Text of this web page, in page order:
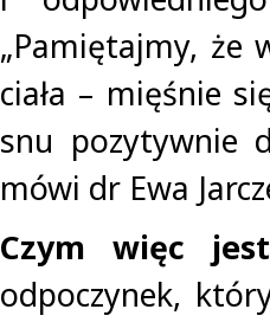
„Pamiętajmy, że
ciała – mięśnie
snu pozytywnie
mówi dr Ewa
Czym więc
odpoczynek,